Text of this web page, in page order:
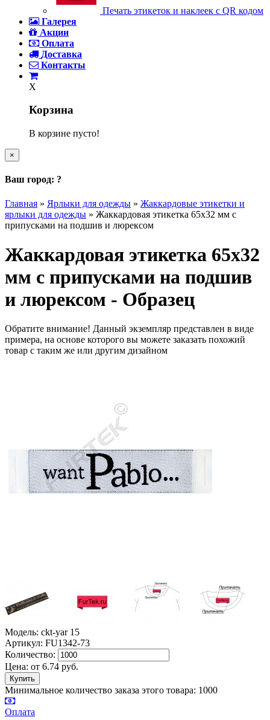
Печать этикеток и наклеек с QR кодом
Галерея
Акции
Оплата
Доставка
Контакты
X
Корзина
В корзине пусто!
×
Ваш город: ?
Главная » Ярлыки для одежды » Жаккардовые этикетки и
ярлыки для одежды » Жаккардовая этикетка 65х32 мм с
припусками на подшив и люрексом
Жаккардовая этикетка 65х32
мм с припусками на подшив
и люрексом - Образец
Обратите внимание! Данный экземпляр представлен в виде
примера, на основе которого вы можете заказать похожий
товар с таким же или другим дизайном
Модель: ckt-yar 15
Артикул: FU1342-73
Количество:
Цена: от 6.74 руб.
Минимальное количество заказа этого товара: 1000
Оплата